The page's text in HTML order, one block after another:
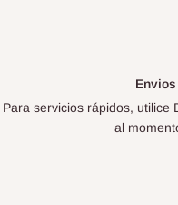
Para servicios rápidos, utilice
al